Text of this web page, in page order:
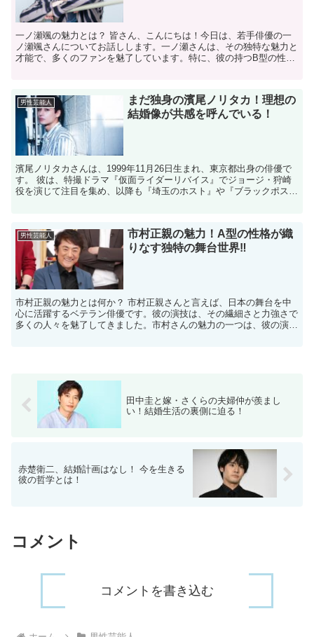
一ノ瀬颯の魅力とは？ 皆さん、こんにちは！今日は、若手俳優の一
ノ瀬颯さんについてお話しします。一ノ瀬さんは、その独特な魅力と
才能で、多くのファンを魅了しています。特に、彼の持つB型の性格
男性芸能人
まだ独身の濱尾ノリタカ！理想の
結婚像が共感を呼んでいる！
濱尾ノリタカさんは、1999年11月26日生まれ、東京都出身の俳優で
す。 ​彼は、特撮ドラマ『仮面ライダーリバイス』でジョージ・狩崎
役を演じて注目を集め、以降も『埼玉のホスト』や『ブラックポスト
男性芸能人
市村正親の魅力！A型の性格が織
りなす独特の舞台世界‼
市村正親の魅力とは何か？ 市村正親さんと言えば、日本の舞台を中
心に活躍するベテラン俳優です。彼の演技は、その繊細さと力強さで
多くの人々を魅了してきました。市村さんの魅力の一つは、彼の演じ
田中圭と嫁・さくらの夫婦仲が羨まし
い！結婚生活の裏側に迫る！
赤楚衛二、結婚計画はなし！ 今を生きる
彼の哲学とは！
コメント
コメントを書き込む